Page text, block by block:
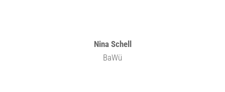
Nina Schell
BaWü